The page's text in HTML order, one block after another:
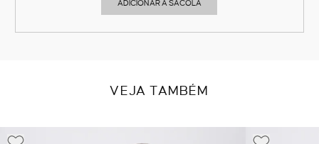
ADICIONAR À SACOLA
VEJA TAMBÉM